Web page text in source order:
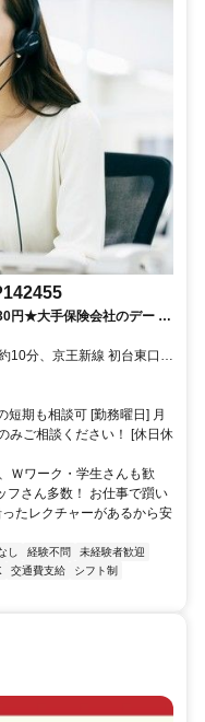
円★大手保険会社のデー タ
10分、京王新線 初台東口徒
京王線 初台駅 徒歩8分 山
歩10分
期も相談可 [勤務曜日] 月
みご相談ください！ [休日休
Ｗワーク・学生さんも歓
フさん多数！ お仕事で躓い
たレクチャーがあるから安
し 経験不問
未経験者歓迎
交通費支給
シフト制